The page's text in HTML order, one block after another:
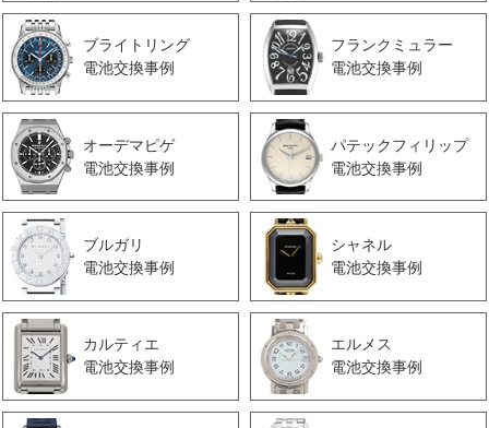
ブライトリング
電池交換事例
フランクミュラー
電池交換事例
オーデマピゲ
電池交換事例
パテックフィリップ
電池交換事例
ブルガリ
電池交換事例
シャネル
電池交換事例
カルティエ
電池交換事例
エルメス
電池交換事例